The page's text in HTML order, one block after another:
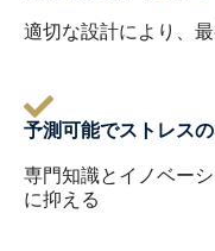
適切な設計により、
予測可能でストレス
専門知識とイノベー
に抑える